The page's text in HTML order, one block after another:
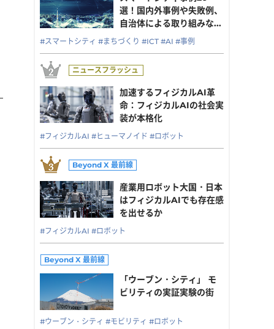
選！国内外事例や失敗例、
自治体による取り組みな...
#スマートシティ #まちづくり #ICT #AI #事例
加速するフィジカルAI革
命：フィジカルAIの社会実
装が本格化
#フィジカルAI #ヒューマノイド #ロボット
産業用ロボット大国・日本
はフィジカルAIでも存在感
を出せるか
#フィジカルAI #ロボット
「ウーブン・シティ」 モ
ビリティの実証実験の街
#ウーブン・シティ #モビリティ #ロボット